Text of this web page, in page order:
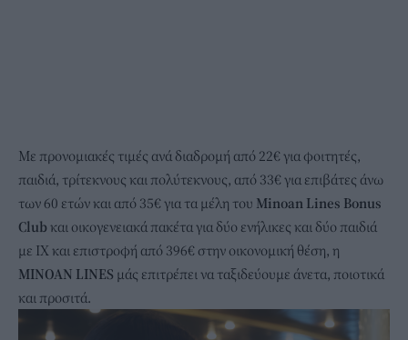
Με προνομιακές τιμές ανά διαδρομή από 22€ για φοιτητές,
παιδιά, τρίτεκνους και πολύτεκνους, από 33€ για επιβάτες άνω
των 60 ετών και από 35€ για τα μέλη του Minoan Lines Bonus
Club και οικογενειακά πακέτα για δύο ενήλικες και δύο παιδιά
με ΙΧ και επιστροφή από 396€ στην οικονομική θέση, η
MINOAN LINES μάς επιτρέπει να ταξιδεύουμε άνετα, ποιοτικά
και προσιτά.